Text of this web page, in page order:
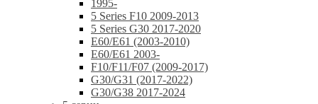
1995-
5 Series F10 2009-2013
5 Series G30 2017-2020
E60/E61 (2003-2010)
E60/E61 2003-
F10/F11/F07 (2009-2017)
G30/G31 (2017-2022)
G30/G38 2017-2024